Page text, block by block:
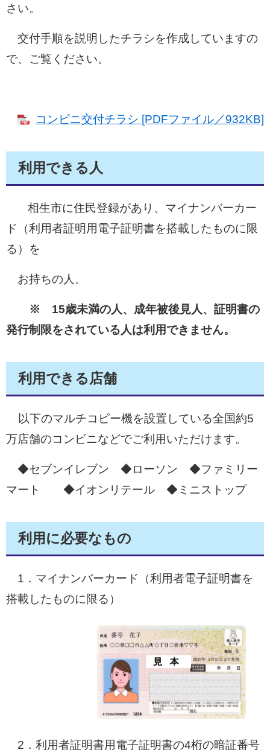
さい。
交付手順を説明したチラシを作成していますの
で、ご覧ください。
コンビニ交付チラシ [PDFファイル／932KB]
利用できる人
相生市に住民登録があり、マイナンバーカー
ド（利用者証明用電子証明書を搭載したものに限
る）を
お持ちの人。
※ 15歳未満の人、成年被後見人、証明書の
発行制限をされている人は利用できません。
利用できる店舗
以下のマルチコピー機を設置している全国約5
万店舗のコンビニなどでご利用いただけます。
◆セブンイレブン ◆ローソン ◆ファミリー
マート ◆イオンリテール ◆ミニストップ
利用に必要なもの
1．マイナンバーカード（利用者電子証明書を
搭載したものに限る）
2．利用者証明書用電子証明書の4桁の暗証番号